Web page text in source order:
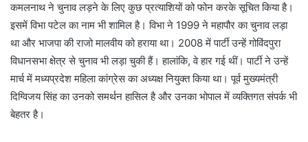
कमलनाथ ने चुनाव लड़ने के लिए कुछ प्रत्याशियों को फोन करके सूचित किया है।
इसमें विभा पटेल का नाम भी शामिल है। विभा ने 1999 ने महापौर का चुनाव लड़ा
था और भाजपा की राजो मालवीय को हराया था। 2008 में पार्टी उन्हें गोविंदपुरा
विधानसभा क्षेत्र से चुनाव भी लड़ा चुकी हैं। हालांकि, वे हार गई थीं। पार्टी ने उन्हें
मार्च में मध्यप्रदेश महिला कांग्रेस का अध्यक्ष नियुक्त किया था। पूर्व मुख्यमंत्री
दिग्विजय सिंह का उनको समर्थन हासिल है और उनका भोपाल में व्यक्तिगत संपर्क भी
बेहतर है।